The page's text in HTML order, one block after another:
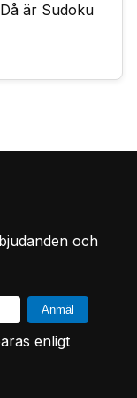
är Sudoku
och
enligt